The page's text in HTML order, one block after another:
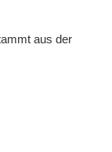
aus der